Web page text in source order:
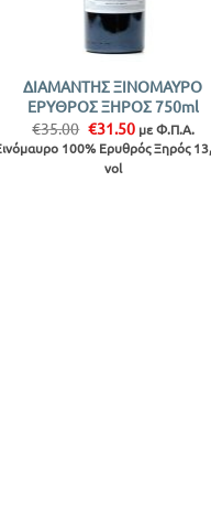
ΔΙΑΜΑΝΤΗΣ ΞΙΝΟΜΑΥΡΟ
ΕΡΥΘΡΟΣ ΞΗΡΟΣ 750ml
€35.00 Original
price
was:
€35.00.
€31.50Η
τρέχουσα
τιμή
με Φ.Π.Α.
100% Ερυθρός Ξηρός
vol